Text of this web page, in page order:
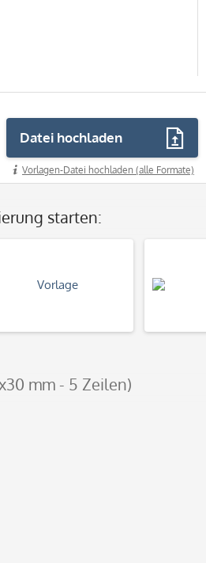
Datei hochladen
Vorlagen-Datei hochladen (alle Formate)
starten:
mm - 5 Zeilen)